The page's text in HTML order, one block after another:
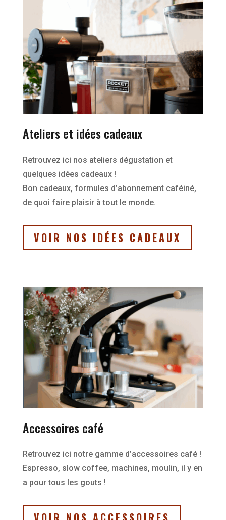
Ateliers et idées cadeaux
Retrouvez ici nos ateliers dégustation et
quelques idées cadeaux !
Bon cadeaux, formules d’abonnement caféiné,
de quoi faire plaisir à tout le monde.
VOIR NOS IDÉES CADEAUX
Accessoires café
Retrouvez ici notre gamme d’accessoires café !
Espresso, slow coffee, machines, moulin, il y en
a pour tous les gouts !